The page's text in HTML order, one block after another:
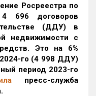
Росреестра по
4 696 договоров
(ДДУ) в
недвижимости с
Это на 6%
го (4 998 ДДУ)
период 2023-го
пресс-служба